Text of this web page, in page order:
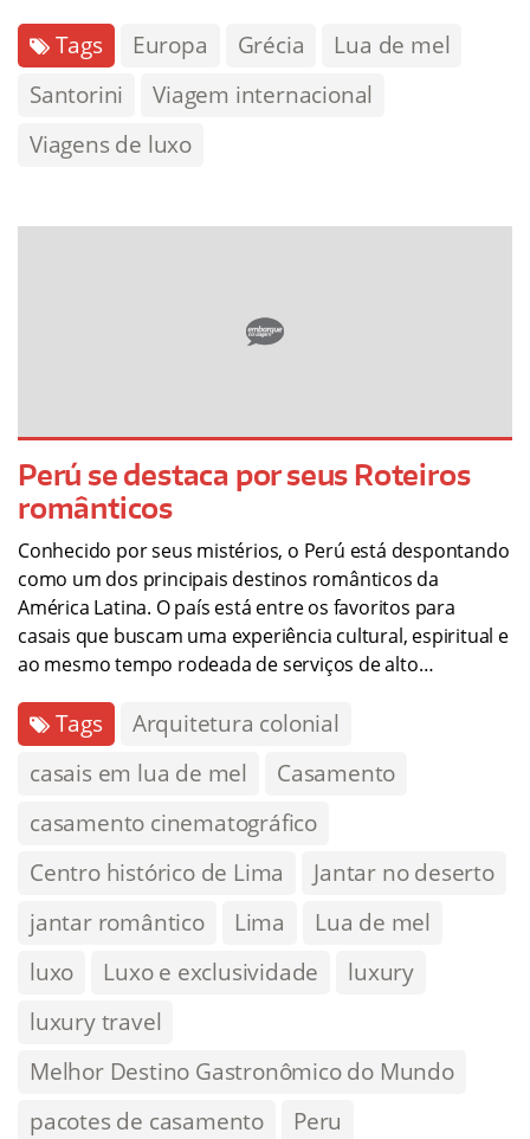
Tags Europa Grécia
Lua de mel
Santorini
Viagem internacional
Viagens de luxo
Perú se destaca por seus Roteiros
românticos
Conhecido por seus mistérios, o Perú está despontando
como um dos principais destinos românticos da
América Latina. O país está entre os favoritos para
casais que buscam uma experiência cultural, espiritual e
ao mesmo tempo rodeada de serviços de alto…
Tags
Arquitetura colonial
casais em lua de mel
Casamento
casamento cinematográfico
Centro histórico de Lima
Jantar no deserto
jantar romântico
Lima
Lua de mel
luxo
Luxo e exclusividade
luxury
luxury travel
Melhor Destino Gastronômico do Mundo
pacotes de casamento
Peru